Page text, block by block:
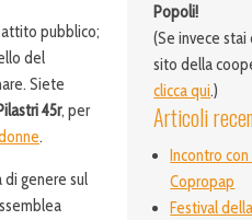
pubblico;
del
Siete
45r, per
.
di genere sul
Popoli!
(Se invece stai
sito della
clicca qui.)
Articoli
Incontro
Copropap
Festival della